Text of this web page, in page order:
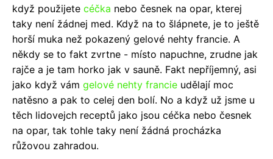
když použijete céčka nebo česnek na opar, kterej
taky není žádnej med. Když na to šlápnete, je to ještě
horší muka než pokazený gelové nehty francie. A
někdy se to fakt zvrtne - místo napuchne, zrudne jak
rajče a je tam horko jak v sauně. Fakt nepříjemný, asi
jako když vám gelové nehty francie udělají moc
natěsno a pak to celej den bolí. No a když už jsme u
těch lidovejch receptů jako jsou céčka nebo česnek
na opar, tak tohle taky není žádná procházka
růžovou zahradou.